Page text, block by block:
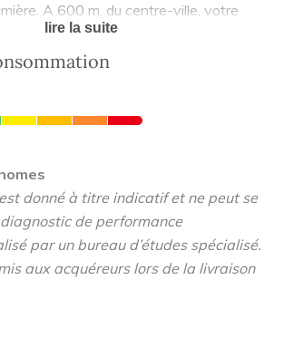
A 600 m. du centre-ville, votre
s'implante au calme et vous propose
du 2 au 4 pièces, dont
surfaces intérieures comme
étage. Investisseur ? Profitez du
LLI pour bénéficier de la TVA réduite à
de votre logement neuf ou investissez
avec nos packs meublés. Informez-
! Accédant à la propriété ? Profitez
pour financer l'achat de votre
Vous êtes peut-être éligible.
dès maintenant ! ESPACE DE VENTE
RUE DE NANTES Ouvert sur rendez-
lire la suite
donné à titre indicatif et ne peut se
de performance
par un bureau d’études spécialisé.
aux acquéreurs lors de la livraison